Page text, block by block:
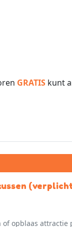
GRATIS kunt
opblaas attractie